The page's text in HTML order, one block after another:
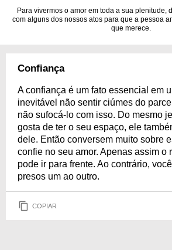
Para vivermos o amor em toda a sua plenitude,
com alguns dos nossos atos para que a pessoa
que merece.
Confiança
A confiança é um fato essencial em
inevitável não sentir ciúmes do
não sufocá-lo com isso. Do mesmo
gosta de ter o seu espaço, ele
dele. Então conversem muito sobre
confie no seu amor. Apenas assim o
pode ir para frente. Ao contrário,
presos um ao outro.
COPIAR